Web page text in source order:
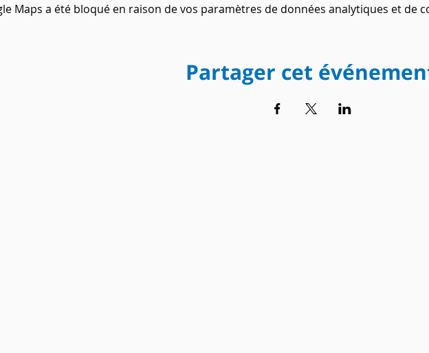
Maps a été bloqué en raison de vos paramètres de données analytiques et de
Partager cet